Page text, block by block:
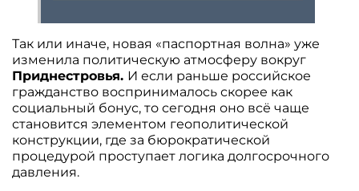
Так или иначе, новая «паспортная волна» уже
изменила политическую атмосферу вокруг
Приднестровья. И если раньше российское
гражданство воспринималось скорее как
социальный бонус, то сегодня оно всё чаще
становится элементом геополитической
конструкции, где за бюрократической
процедурой проступает логика долгосрочного
давления.